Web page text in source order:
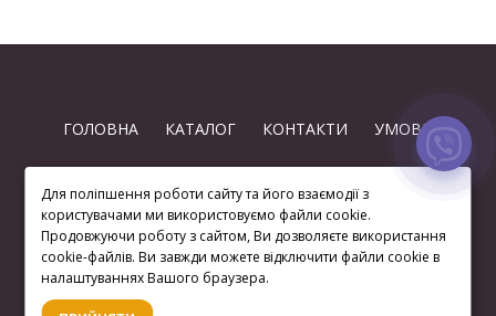
ГОЛОВНА КАТАЛОГ КОНТАКТИ УМОВИ
(063) 872 74-97
Для поліпшення роботи сайту та його взаємодії з
користувачами ми використовуємо файли cookie.
Продовжуючи роботу з сайтом, Ви дозволяєте використання
cookie-файлів. Ви завжди можете відключити файли cookie в
налаштуваннях Вашого браузера.